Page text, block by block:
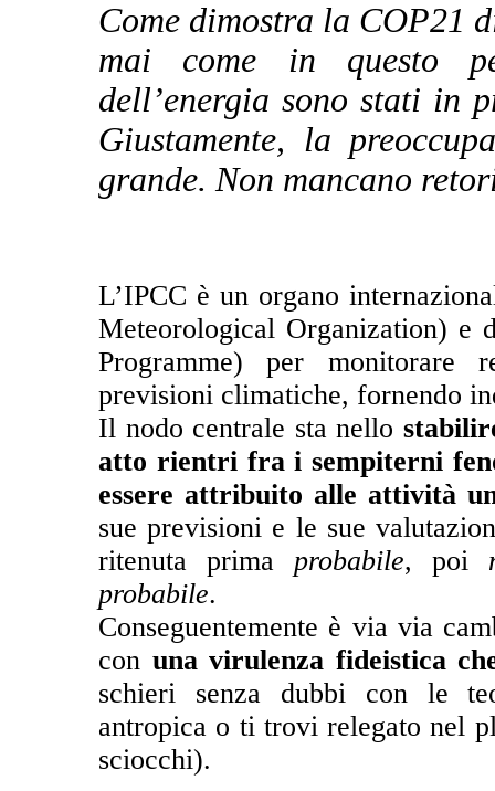
Come dimostra la COP21
mai come in questo
dell’energia sono stati in
Giustamente, la
grande. Non mancano
L’IPCC è un organo
Meteorological Organization) e
Programme) per monitorare
previsioni climatiche, fornendo
Il nodo centrale sta nello
atto rientri fra i sempiterni
essere attribuito alle attività
sue previsioni e le sue
ritenuta prima probabile, poi
probabile.
Conseguentemente è via via
con una virulenza fideistica
schieri senza dubbi con le
antropica o ti trovi relegato nel
sciocchi).